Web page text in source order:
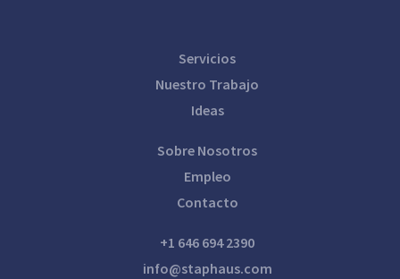
Servicios
Nuestro Trabajo
Ideas
Sobre Nosotros
Empleo
Contacto
+1 646 694 2390
info@staphaus.com